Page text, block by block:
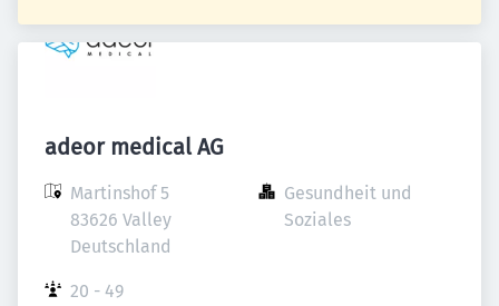
adeor medical AG
Martinshof 5
83626 Valley
Deutschland
Gesundheit und
Soziales
20 - 49